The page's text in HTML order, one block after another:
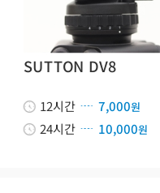
SUTTON DV8
12시간 7,000원
24시간 10,000원